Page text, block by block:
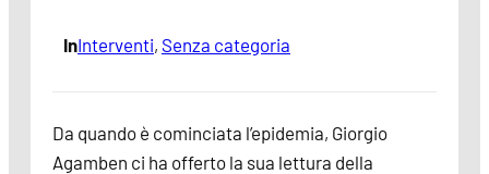
InInterventi, Senza categoria
Da quando è cominciata l’epidemia, Giorgio
Agamben ci ha offerto la sua lettura della